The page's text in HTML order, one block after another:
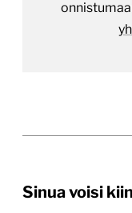
Sinua voisi